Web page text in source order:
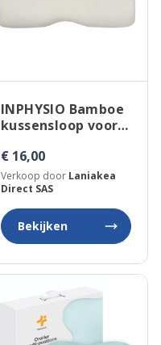
INPHYSIO Bamboe
kussensloop voor
€ 16,00
Verkoop door Laniakea
Direct SAS
Bekijken